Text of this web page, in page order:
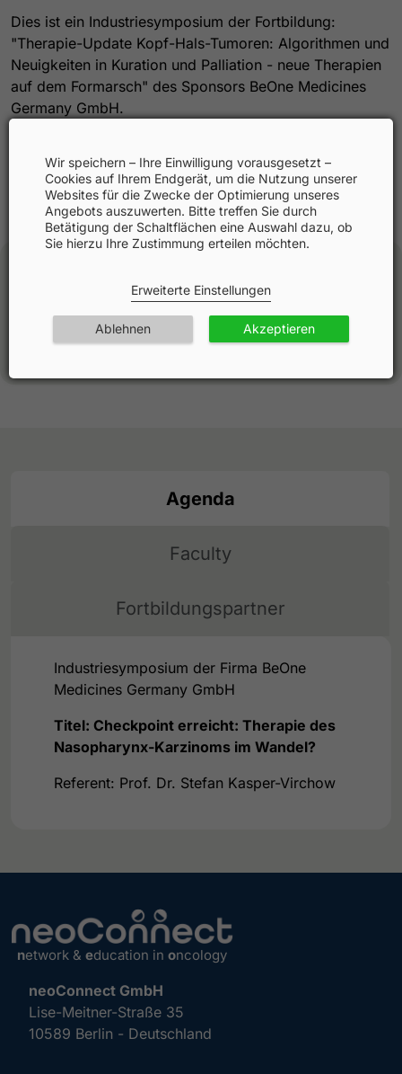
Dies ist ein Industriesymposium der Fortbildung:
"Therapie-Update Kopf-Hals-Tumoren: Algorithmen und
Neuigkeiten in Kuration und Palliation - neue Therapien
auf dem Formarsch" des Sponsors BeOne Medicines
Germany GmbH.
Account?
Jetzt anmelden und direkt starten!
Agenda
Faculty
Fortbildungspartner
Industriesymposium der Firma BeOne
Medicines Germany GmbH
Titel: Checkpoint erreicht: Therapie des
Nasopharynx-Karzinoms im Wandel?
Referent: Prof. Dr. Stefan Kasper-Virchow
network & education in oncology
neoConnect GmbH
Lise-Meitner-Straße 35
10589 Berlin - Deutschland
Wir speichern – Ihre Einwilligung vorausgesetzt –
Cookies auf Ihrem Endgerät, um die Nutzung unserer
Websites für die Zwecke der Optimierung unseres
Angebots auszuwerten. Bitte treffen Sie durch
Betätigung der Schaltflächen eine Auswahl dazu, ob
Sie hierzu Ihre Zustimmung erteilen möchten.
Erweiterte Einstellungen
Ablehnen Akzeptieren